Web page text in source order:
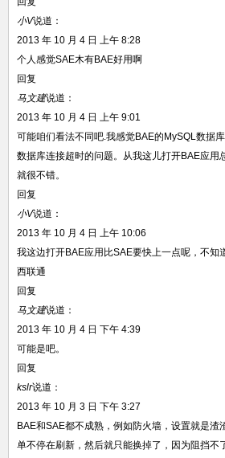
小V说道：
2013 年 10 月 4 日 上午 8:28
个人感觉SAE木有BAE好用啊
回复
马文建说道：
2013 年 10 月 4 日 上午 9:01
可能咱们看法不同吧.我感觉BAE的MySQL数据
数据库连接超时的问题。从我这儿打开BAE应用
就很不错。
回复
小V说道：
2013 年 10 月 4 日 上午 10:06
我这边打开BAE应用比SAE要快上一点呢，不知
西联通
回复
马文建说道：
2013 年 10 月 4 日 下午 4:39
可能是吧。
回复
kslr说道：
2013 年 10 月 3 日 下午 3:27
BAE和SAE都不成熟，例如防火墙，设置就是渣
单不停在刷新，然后就只能换掉了，因为阻挡不